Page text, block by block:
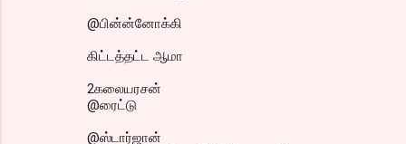
@பின்ன்னோக்கி
கிட்டத்தட்ட ஆமா
2கலையரசன்
@ரைட்டு
@ஸ்டார்ஜான்